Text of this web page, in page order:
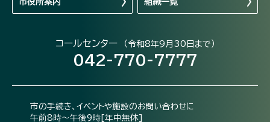
コールセンター （令和8年9月30日まで）
042-770-7777
市の手続き、イベントや施設のお問い合わせに
午前8時～午後9時[年中無休]